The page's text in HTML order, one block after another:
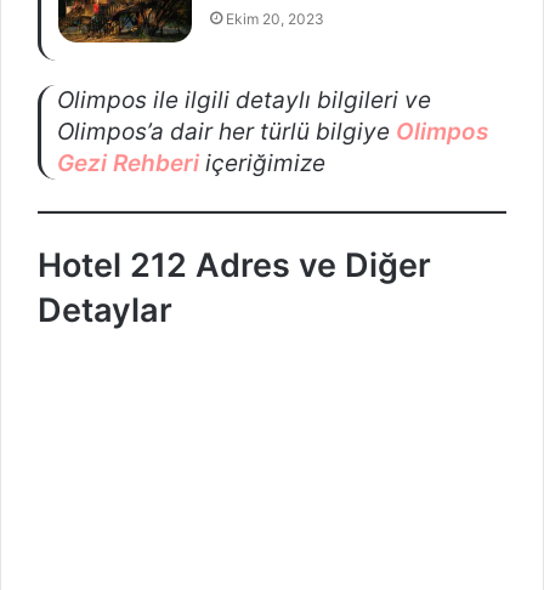
Ekim 20, 2023
Olimpos ile ilgili detaylı bilgileri ve
Olimpos’a dair her türlü bilgiye Olimpos
Gezi Rehberi içeriğimize
Hotel 212 Adres ve Diğer
Detaylar